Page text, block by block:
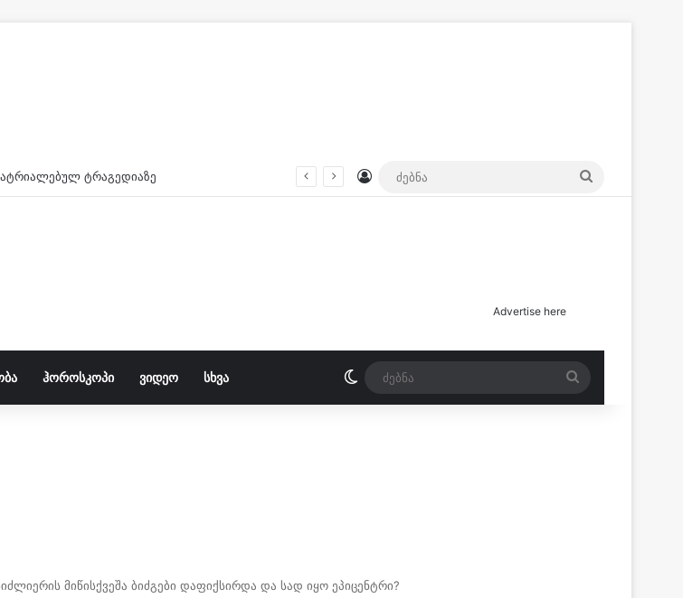
Log In
Advertise here
ჰოროსკოპი ვიდეო სხვა Switch skin
მიწისქვეშა ბიძგები დაფიქსირდა და სად იყო ეპიცენტრი?